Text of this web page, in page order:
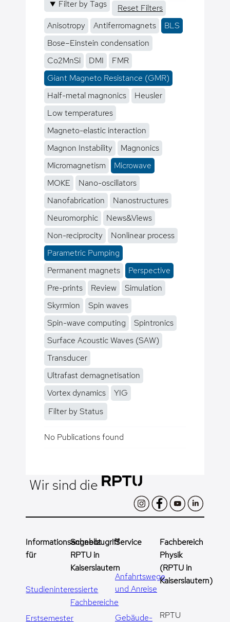
Filter by Tags
Reset Filters
Anisotropy
Antiferromagnets
BLS
Bose–Einstein condensation
Co2MnSi
DMI
FMR
Giant Magneto Resistance (GMR)
Half-metal magnonics
Heusler
Low temperatures
Magneto-elastic interaction
Magnon Instability
Magnonics
Micromagnetism
Microwave
MOKE
Nano-oscillators
Nanofabrication
Nanostructures
Neuromorphic
News&Views
Non-reciprocity
Nonlinear process
Parametric Pumping
Permanent magnets
Perspective
Pre-prints
Review
Simulation
Skyrmion
Spin waves
Spin-wave computing
Spintronics
Surface Acoustic Waves (SAW)
Transducer
Ultrafast demagnetisation
Vortex dynamics
YIG
Filter by Status
No Publications found
Wir sind die
Informationsangebot
für
Studieninteressierte
Erstsemester
Schnellzugriff
RPTU in
Kaiserslautern
Fachbereiche
Service
Anfahrtswege
und Anreise
Gebäude-
Fachbereich
Physik
(RPTU in
Kaiserslautern)
RPTU